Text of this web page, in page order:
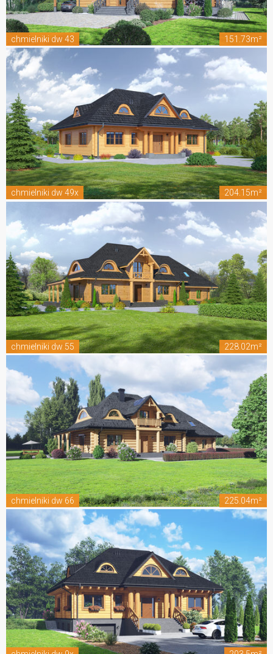
chmielniki dw 43 151.73m²
chmielniki dw 49x 204.15m²
chmielniki dw 55 228.02m²
chmielniki dw 66 225.04m²